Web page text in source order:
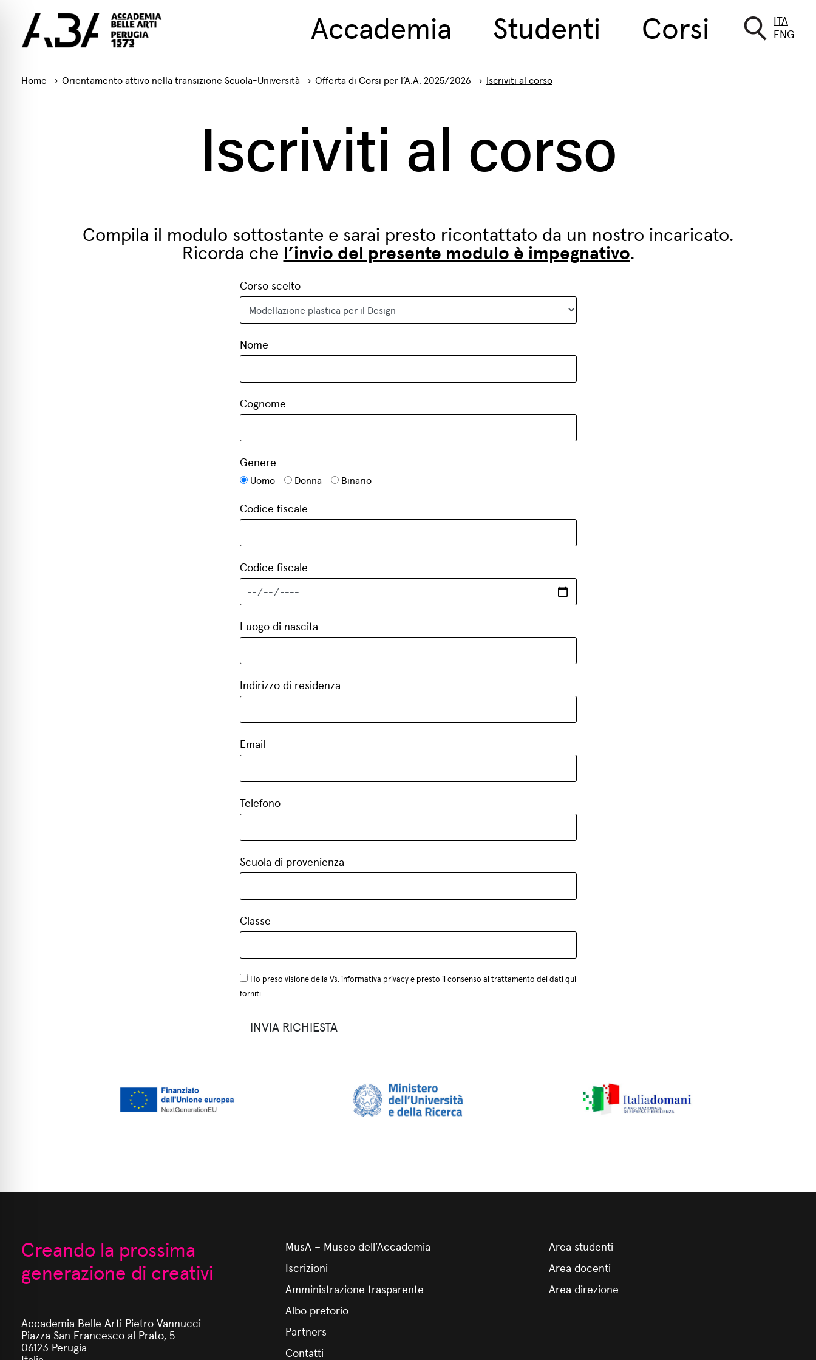
ITA
ENG
Accademia Studenti Corsi
Home Orientamento attivo nella transizione Scuola-Università Offerta di Corsi per l’A.A. 2025/2026 Iscriviti al corso
Iscriviti al corso
Compila il modulo sottostante e sarai presto ricontattato da un nostro incaricato.
Ricorda che l’invio del presente modulo è impegnativo.
Corso scelto
Nome
Cognome
Genere
Uomo Donna Binario
Codice fiscale
Codice fiscale
Luogo di nascita
Indirizzo di residenza
Email
Telefono
Scuola di provenienza
Classe
Ho preso visione della Vs.informativa privacye presto il consenso al trattamento dei dati qui
forniti
Creando la prossima
generazione di creativi
Accademia Belle Arti Pietro Vannucci
Piazza San Francesco al Prato, 5
06123 Perugia
MusA – Museo dell’Accademia
Iscrizioni
Amministrazione trasparente
Albo pretorio
Partners
Contatti
Area studenti
Area docenti
Area direzione